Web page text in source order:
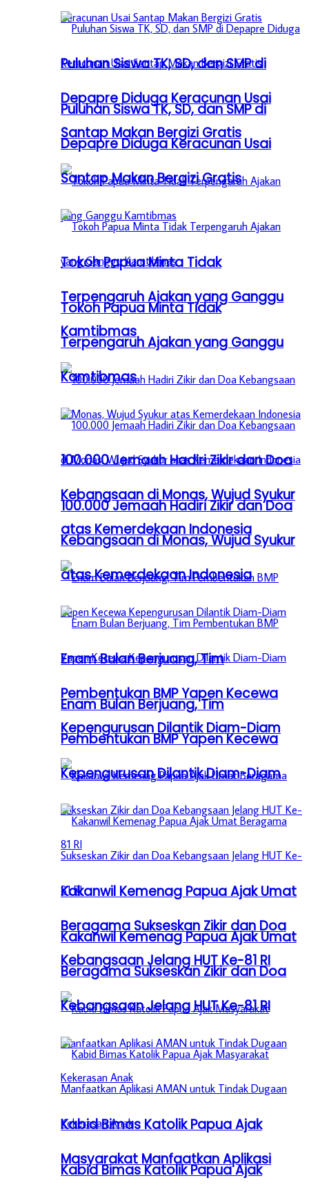
Puluhan Siswa TK, SD, dan SMP di
Depapre Diduga Keracunan Usai
Santap Makan Bergizi Gratis
Tokoh Papua Minta Tidak
Terpengaruh Ajakan yang Ganggu
Kamtibmas
100.000 Jemaah Hadiri Zikir dan Doa
Kebangsaan di Monas, Wujud Syukur
atas Kemerdekaan Indonesia
Enam Bulan Berjuang, Tim
Pembentukan BMP Yapen Kecewa
Kepengurusan Dilantik Diam-Diam
Kakanwil Kemenag Papua Ajak Umat
Beragama Sukseskan Zikir dan Doa
Kebangsaan Jelang HUT Ke-81 RI
Kabid Bimas Katolik Papua Ajak
Masyarakat Manfaatkan Aplikasi
Puluhan Siswa TK, SD, dan SMP di
Depapre Diduga Keracunan Usai
Santap Makan Bergizi Gratis
Tokoh Papua Minta Tidak
Terpengaruh Ajakan yang Ganggu
Kamtibmas
100.000 Jemaah Hadiri Zikir dan Doa
Kebangsaan di Monas, Wujud Syukur
atas Kemerdekaan Indonesia
Enam Bulan Berjuang, Tim
Pembentukan BMP Yapen Kecewa
Kepengurusan Dilantik Diam-Diam
Kakanwil Kemenag Papua Ajak Umat
Beragama Sukseskan Zikir dan Doa
Kebangsaan Jelang HUT Ke-81 RI
Kabid Bimas Katolik Papua Ajak